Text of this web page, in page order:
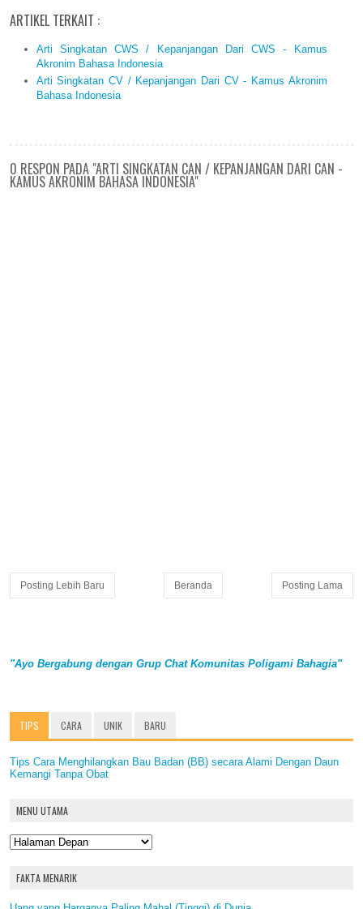
ARTIKEL TERKAIT :
Arti Singkatan CWS / Kepanjangan Dari CWS - Kamus
Akronim Bahasa Indonesia
Arti Singkatan CV / Kepanjangan Dari CV - Kamus Akronim
Bahasa Indonesia
0 RESPON PADA "ARTI SINGKATAN CAN / KEPANJANGAN DARI CAN -
KAMUS AKRONIM BAHASA INDONESIA"
Posting Lebih Baru Posting Lama
Beranda
"Ayo Bergabung dengan Grup Chat Komunitas Poligami Bahagia"
TIPS CARA UNIK BARU
Tips Cara Menghilangkan Bau Badan (BB) secara Alami Dengan Daun
Kemangi Tanpa Obat
MENU UTAMA
FAKTA MENARIK